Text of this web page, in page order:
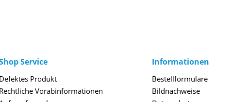
Service
Defektes Produkt
Rechtliche Vorabinformationen
Informationen
Bestellformulare
Bildnachweise